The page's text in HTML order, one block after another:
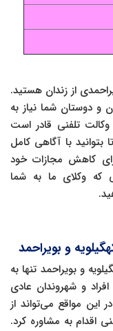
از زندان هستید.
و دوستان شما نیاز به
تلفنی قادر است
بتوانید با آگاهی کامل
کاهش مجازات خود
که وکلای ما به شما
و بویراحمد
و بویراحمد تنها به
و شهروندان عادی
این مواقع می‌تواند از
اقدام به مشاوره کرد.